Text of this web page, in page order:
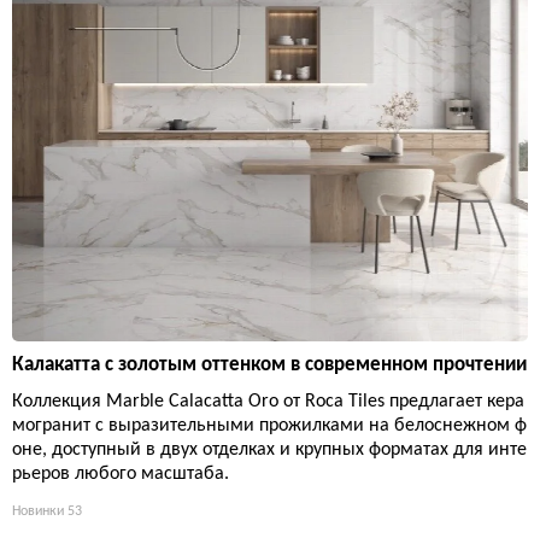
Калакатта с золотым оттенком в современном прочтении
Коллекция Marble Calacatta Oro от Roca Tiles предлагает кера
могранит с выразительными прожилками на белоснежном ф
оне, доступный в двух отделках и крупных форматах для инте
рьеров любого масштаба.
Новинки 53